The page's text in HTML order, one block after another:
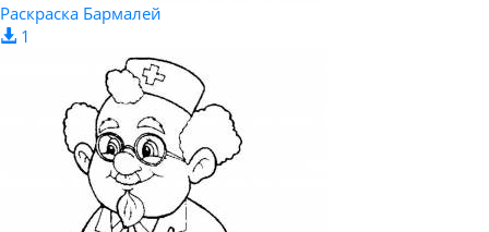
Раскраска Бармалей
1